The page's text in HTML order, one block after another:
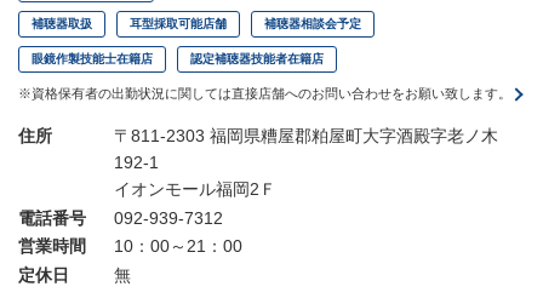
補聴器取扱 耳型採取可能店舗 補聴器相談会予定
眼鏡作製技能士在籍店 認定補聴器技能者在籍店
※資格保有者の出勤状況に関しては直接店舗へのお問い合わせをお願い致します。
住所
〒811-2303 福岡県糟屋郡粕屋町大字酒殿字老ノ木
192-1
イオンモール福岡2Ｆ
電話番号
092-939-7312
営業時間
10：00～21：00
定休日
無